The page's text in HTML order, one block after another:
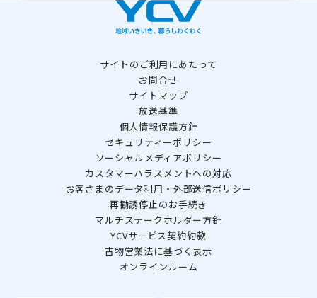
サイトのご利用にあたって
お問合せ
サイトマップ
放送基準
個人情報保護方針
セキュリティーポリシー
ソーシャルメディアポリシー
カスタマーハラスメントへの対応
お客さまのデータ利用・外部送信ポリシー
再勧誘停止のお手続き
マルチステークホルダー方針
YCVサービス契約約款
古物営業法に基づく表示
オンラインルーム